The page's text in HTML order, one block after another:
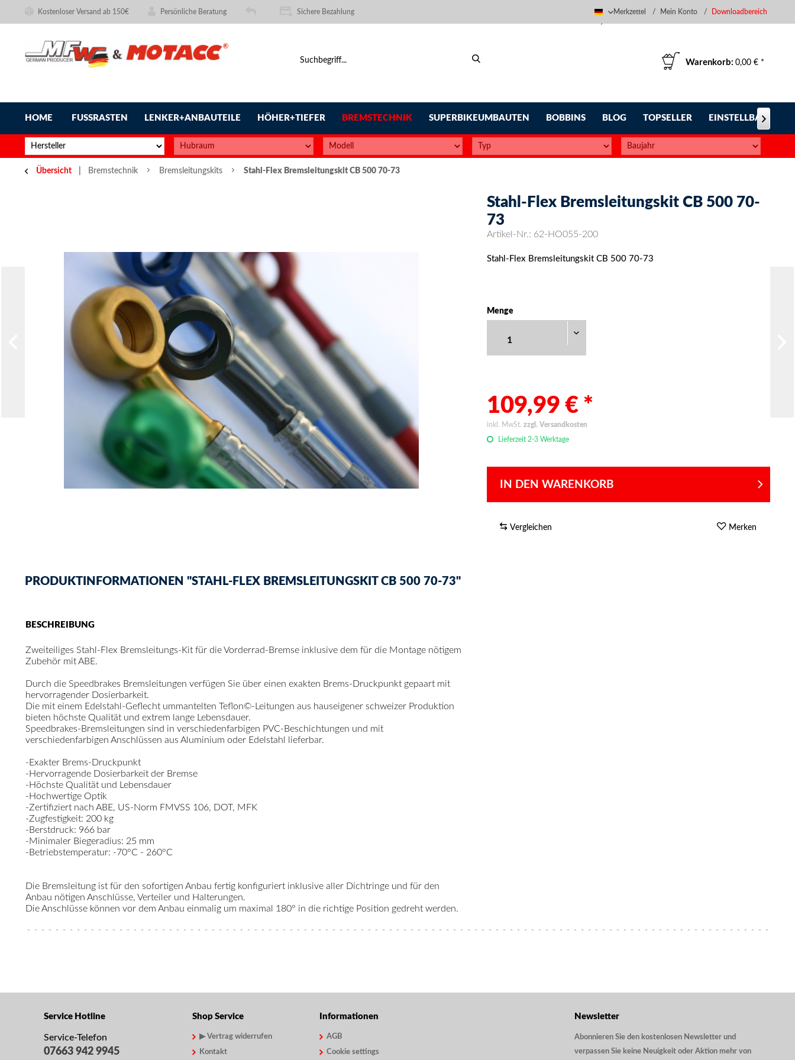
Kostenloser Versand ab 150€ Persönliche Beratung Sichere Bezahlung
Deutsch
Merkzettel Mein Konto Downloadbereich
Warenkorb: 0,00 € *
HOME FUSSRASTEN LENKER+ANBAUTEILE HÖHER+TIEFER BREMSTECHNIK SUPERBIKEUMBAUTEN BOBBINS BLOG TOPSELLER EINSTELLBARE

Übersicht Bremstechnik Bremsleitungskits Stahl-Flex Bremsleitungskit CB 500 70-73
Stahl-Flex Bremsleitungskit CB 500 70-
73
Artikel-Nr.: 62-HO055-200
Stahl-Flex Bremsleitungskit CB 500 70-73
Menge
109,99 € *
inkl. MwSt.zzgl. Versandkosten
Lieferzeit 2-3 Werktage
IN DEN WARENKORB
Vergleichen Merken
PRODUKTINFORMATIONEN "STAHL-FLEX BREMSLEITUNGSKIT CB 500 70-73"
BESCHREIBUNG
Zweiteiliges Stahl-Flex Bremsleitungs-Kit für die Vorderrad-Bremse inklusive dem für die Montage nötigem
Zubehör mit ABE.
Durch die Speedbrakes Bremsleitungen verfügen Sie über einen exakten Brems-Druckpunkt gepaart mit
hervorragender Dosierbarkeit.
Die mit einem Edelstahl-Geflecht ummantelten Teflon©-Leitungen aus hauseigener schweizer Produktion
bieten höchste Qualität und extrem lange Lebensdauer.
Speedbrakes-Bremsleitungen sind in verschiedenfarbigen PVC-Beschichtungen und mit
verschiedenfarbigen Anschlüssen aus Aluminium oder Edelstahl lieferbar.
-Exakter Brems-Druckpunkt
-Hervorragende Dosierbarkeit der Bremse
-Höchste Qualität und Lebensdauer
-Hochwertige Optik
-Zertifiziert nach ABE, US-Norm FMVSS 106, DOT, MFK
-Zugfestigkeit: 200 kg
-Berstdruck: 966 bar
-Minimaler Biegeradius: 25 mm
-Betriebstemperatur: -70°C - 260°C
Die Bremsleitung ist für den sofortigen Anbau fertig konfiguriert inklusive aller Dichtringe und für den
Anbau nötigen Anschlüsse, Verteiler und Halterungen.
Die Anschlüsse können vor dem Anbau einmalig um maximal 180° in die richtige Position gedreht werden.
Service Hotline
Service-Telefon
07663 942 9945
Shop Service
▶ Vertrag widerrufen
Kontakt
Informationen
AGB
Cookie settings
Newsletter
Abonnieren Sie den kostenlosen Newsletter und
verpassen Sie keine Neuigkeit oder Aktion mehr von